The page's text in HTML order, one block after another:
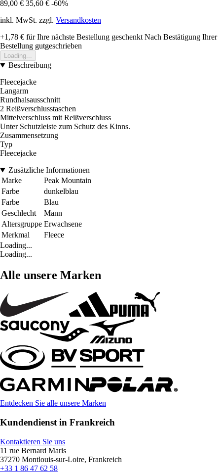
89,00 € 35,60 € -60%
inkl. MwSt. zzgl. Versandkosten
+1,78 € für Ihre nächste Bestellung geschenkt Nach Bestätigung Ihrer
Bestellung gutgeschrieben
Loading...
Beschreibung
Fleecejacke
Langarm
Rundhalsausschnitt
2 Reißverschlusstaschen
Mittelverschluss mit Reißverschluss
Unter Schutzleiste zum Schutz des Kinns.
Zusammensetzung
Typ
Fleecejacke
Zusätzliche Informationen
Marke
Peak Mountain
Farbe
dunkelblau
Farbe
Blau
Geschlecht
Mann
Altersgruppe Erwachsene
Merkmal
Fleece
Loading...
Loading...
Alle unsere Marken
Entdecken Sie alle unsere Marken
Kundendienst in Frankreich
Kontaktieren Sie uns
11 rue Bernard Maris
37270 Montlouis-sur-Loire, Frankreich
+33 1 86 47 62 58